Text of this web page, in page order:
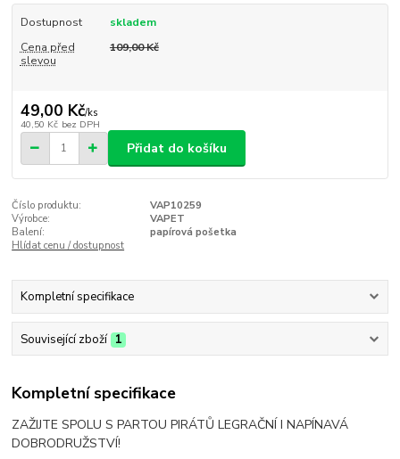
Dostupnost
skladem
Cena před
slevou
109,00 Kč
49,00 Kč/ks
40,50 Kč bez DPH
Přidat do košíku
Číslo produktu:
VAP10259
Výrobce:
VAPET
Balení:
papírová pošetka
Hlídat cenu / dostupnost
Kompletní specifikace
Související zboží 1
Kompletní specifikace
ZAŽIJTE SPOLU S PARTOU PIRÁTŮ LEGRAČNÍ I NAPÍNAVÁ
DOBRODRUŽSTVÍ!